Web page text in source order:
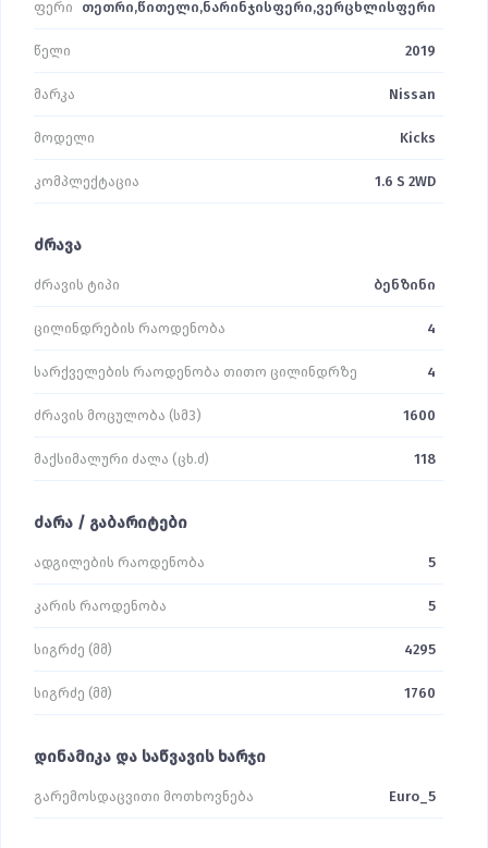
ფერი თეთრი,წითელი,ნარინჯისფერი,ვერცხლისფერი
წელი 2019
მარკა Nissan
მოდელი Kicks
კომპლექტაცია 1.6 S 2WD
ძრავა
ძრავის ტიპი ბენზინი
ცილინდრების რაოდენობა 4
სარქველების რაოდენობა თითო ცილინდრზე 4
ძრავის მოცულობა (სმ3) 1600
მაქსიმალური ძალა (ცხ.ძ) 118
ძარა / გაბარიტები
ადგილების რაოდენობა 5
კარის რაოდენობა 5
სიგრძე (მმ) 4295
სიგრძე (მმ) 1760
დინამიკა და საწვავის ხარჯი
გარემოსდაცვითი მოთხოვნება Euro_5